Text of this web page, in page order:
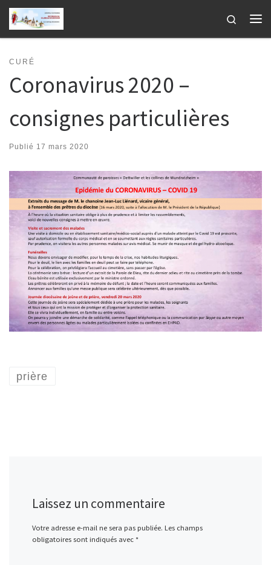
Passer au contenu
Search
CURÉ
Coronavirus 2020 –
consignes particulières
Publié 17 mars 2020
prière
Laissez un commentaire
Votre adresse e-mail ne sera pas publiée. Les champs
obligatoires sont indiqués avec *